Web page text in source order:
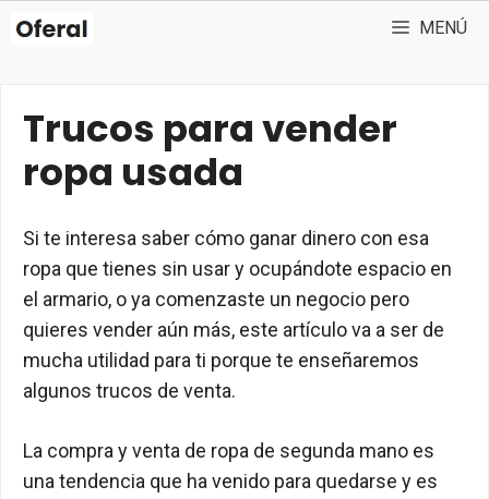
Saltar
MENÚ
Trucos para vender
ropa usada
Si te interesa saber cómo ganar dinero con esa
ropa que tienes sin usar y ocupándote espacio en
el armario, o ya comenzaste un negocio pero
quieres vender aún más, este artículo va a ser de
mucha utilidad para ti porque te enseñaremos
algunos trucos de venta.
La compra y venta de ropa de segunda mano es
una tendencia que ha venido para quedarse y es